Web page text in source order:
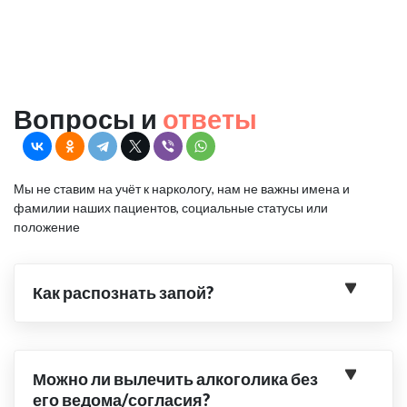
Вопросы и ответы
Мы не ставим на учёт к наркологу, нам не важны имена и
фамилии наших пациентов, социальные статусы или
положение
Как распознать запой?
Можно ли вылечить алкоголика без
его ведома/согласия?